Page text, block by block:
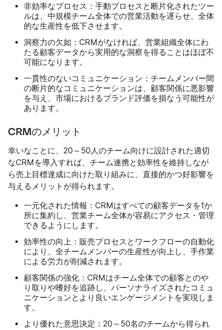
非効率なプロセス： 手動プロセスと断片化されたツー
ルは、中規模チーム全体での営業活動を遅らせ、全体
的な生産性を低下させます。
洞察力の欠如： CRMがなければ、営業組織全体にわ
たる顧客データから実用的な洞察を得ることはほぼ不
可能になります。
一貫性のないコミュニケーション： チームメンバー間
の断片的なコミュニケーションは、顧客関係に悪影響
を与え、市場におけるブランド評価を損なう可能性が
あります。
CRMのメリット
幸いなことに、20～50人のチーム向けに設計された適切
なCRMを導入すれば、チーム連携と効率性を維持しなが
ら売上目標達成に向けた取り組みに、直接的かつ好影響を
与えるメリットが得られます。
一元化された情報： CRMはすべての顧客データを1か
所に集約し、営業チーム全体が容易にアクセス・管理
できるようにします。
効率性の向上： 販売プロセスとワークフローの自動化
により、全チームメンバーの生産性が向上し、手作業
による労力が削減されます。
顧客関係の強化： CRMはチーム全体での顧客とのや
り取りや嗜好を追跡し、パーソナライズされたコミュ
ニケーションとより良いエンゲージメントを実現しま
す。
より優れた意思決定： 20～50名のチームから得られ